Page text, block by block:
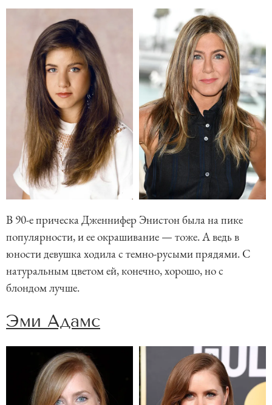
В 90-е прическа Дженнифер Энистон была на пике
популярности, и ее окрашивание — тоже. А ведь в
юности девушка ходила с темно-русыми прядями. С
натуральным цветом ей, конечно, хорошо, но с
блондом лучше.
Эми Адамс